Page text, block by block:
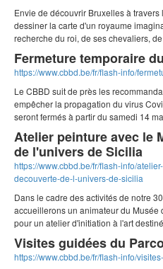
Envie de découvrir Bruxelles à
dessiner la carte d'un royaume
recherche du roi, de ses chevaliers,
Fermeture temporaire
https://www.cbbd.be/fr/flash-info/
Le CBBD suit de près les
empêcher la propagation du virus
seront fermés à partir du samedi 14
Atelier peinture avec le
de l'univers de Sicilia
https://www.cbbd.be/fr/flash-info/
decouverte-de-l-univers-de-sicilia
Dans le cadre des activités de notre
accueillerons un animateur du Musée
pour un atelier d'initiation à l'art
Visites guidées du
https://www.cbbd.be/fr/flash-info/